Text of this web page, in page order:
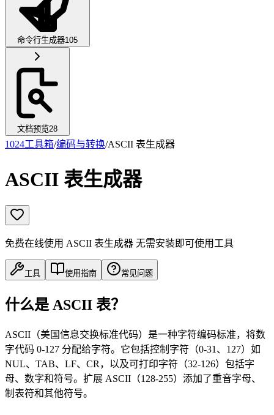
命令行生成器105
文档预览28
1024工具箱/编码与转换/ASCII 表生成器
ASCII 表生成器
免费在线使用 ASCII 表生成器 无需安装即可使用工具
工具 使用指南 常见问题
什么是 ASCII 表？
ASCII（美国信息交换标准代码）是一种字符编码标准，将数
字代码 0-127 分配给字符。它包括控制字符（0-31、127）如
NUL、TAB、LF、CR，以及可打印字符（32-126）包括字
母、数字和符号。扩展 ASCII（128-255）添加了重音字母、
制表符和其他符号。